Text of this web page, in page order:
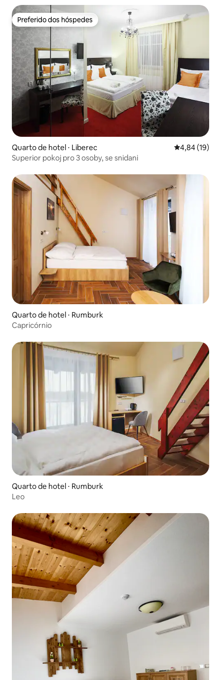
Preferido dos hóspedes
Preferido dos hóspedes
Quarto de hotel ⋅ Liberec 4,84 de uma
4,84 (19)
Superior pokoj pro 3 osoby, se snidani
Quarto de hotel ⋅ Rumburk
Capricórnio
Quarto de hotel ⋅ Rumburk
Leo